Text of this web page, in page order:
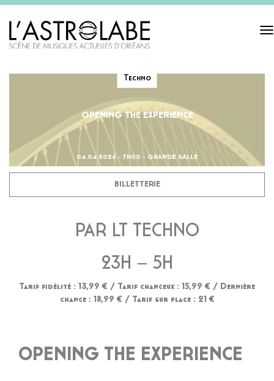
Techno
OPENING THE EXPERIENCE
04.04.2026 - 7H00 - GRANDE SALLE
BILLETTERIE
PAR LT TECHNO
23H – 5H
Tarif fidélité : 13,99 € / Tarif chanceux : 15,99 € / Dernière
chance : 18,99 € / Tarif sur place : 21 €
OPENING THE EXPERIENCE